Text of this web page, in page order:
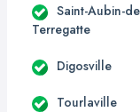
Saint-Aubin-
Terregatte
Digosville
Tourlaville